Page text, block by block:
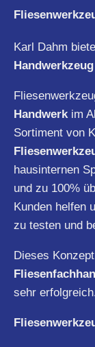
Karl Dahm
Handwerkzeug
Handwerk im
Sortiment von
hausinternen
und zu 100%
Kunden helfen
zu testen und
Dieses
sehr